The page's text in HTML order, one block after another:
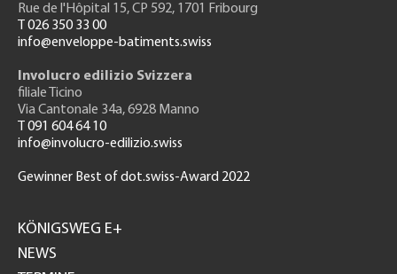
Rue de l'Hôpital 15, CP 592, 1701 Fribourg
T 026 350 33 00
info@enveloppe-batiments.swiss
Involucro edilizio Svizzera
filiale Ticino
Via Cantonale 34a, 6928 Manno
T 091 604 64 10
info@involucro-edilizio.swiss
Gewinner Best of dot.swiss-Award 2022
GH
KÖNIGSWEG E+
NEWS